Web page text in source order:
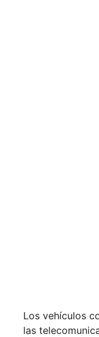
Los vehículos
las